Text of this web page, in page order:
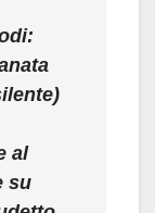
al
su